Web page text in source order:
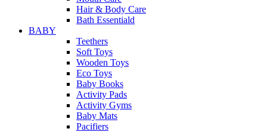
Hair & Body Care
Bath Essentiald
BABY
Teethers
Soft Toys
Wooden Toys
Eco Toys
Baby Books
Activity Pads
Activity Gyms
Baby Mats
Pacifiers